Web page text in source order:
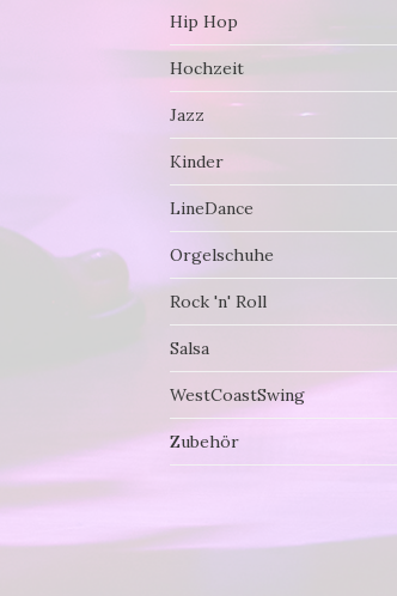
Hip Hop
Hochzeit
Jazz
Kinder
LineDance
Orgelschuhe
Rock 'n' Roll
Salsa
WestCoastSwing
Zubehör